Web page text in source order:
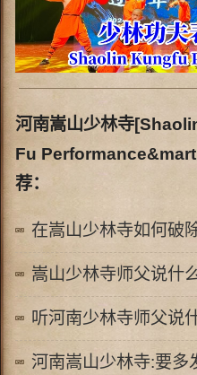
河南嵩山少林寺
Fu
荐：
在嵩山少林寺如何破
嵩山少林寺师父说什么是
听河南少林寺师父说什
河南嵩山少林寺:要多发慈